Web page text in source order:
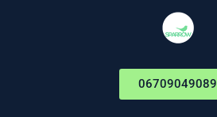
06709049089